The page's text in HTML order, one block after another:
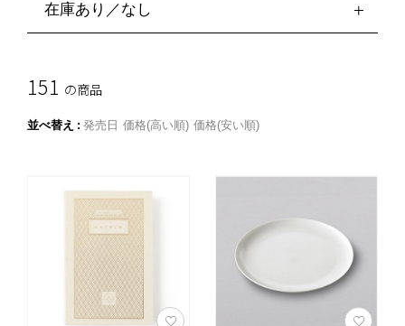
在庫あり／なし
151 の商品
並べ替え 発売日 価格(高い順) 価格(安い順)